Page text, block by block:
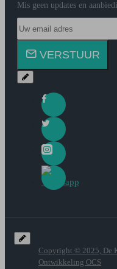
Mis geen updates en
Uw
email
adres VERSTUUR
Copyright © 2025, De
Ontwikkeling OCS